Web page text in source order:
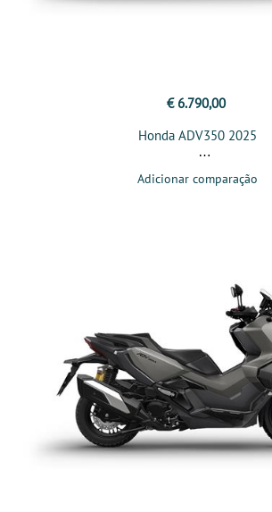
€ 6.790,00
Honda ADV350 2025
Adicionar comparação